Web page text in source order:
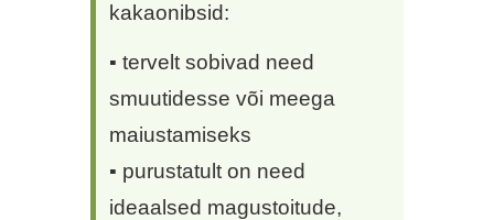
kakaonibsid:
▪ tervelt sobivad need
smuutidesse või meega
maiustamiseks
▪ purustatult on need
ideaalsed magustoitude,